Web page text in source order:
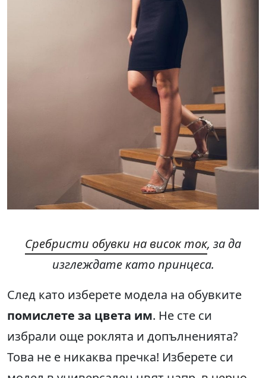
Сребристи обувки на висок ток, за да
изглеждате като принцеса.
След като изберете модела на обувките
помислете за цвета им. Не сте си
избрали още роклята и допълненията?
Това не е никаква пречка! Изберете си